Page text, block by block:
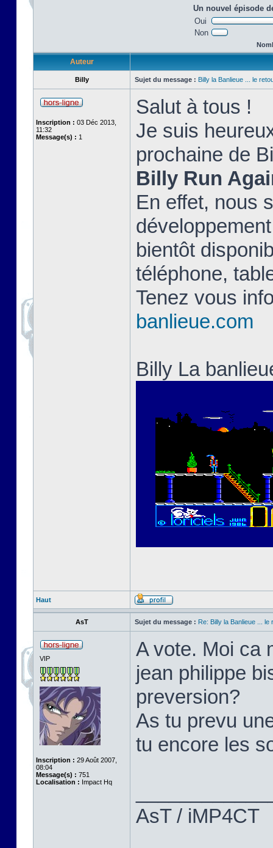
Un nouvel épisode
Oui
Non
Auteur
Billy Sujet du message : Billy la Banlieue ... le
Inscription : 03 Déc 2013,
11:32
Message(s) : 1
Salut à tous !
Je suis
prochaine de
Billy Run
En effet, nous
bientôt
téléphone,
Tenez vous
banlieue.com
Billy La
Haut
AsT Sujet du message : Re: Billy la Banlieue ... le
VIP
Inscription : 29 Août 2007,
08:04
Message(s) : 751
Localisation : Impact Hq
A vote. Moi ca
jean philippe
preversion?
As tu prevu
tu encore les
AsT / iMP4CT